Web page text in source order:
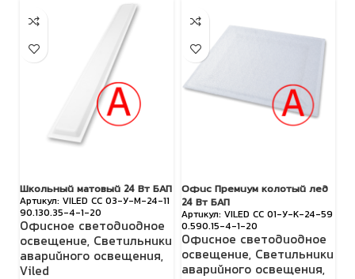
Школьный матовый 24 Вт БАП
VILED СС 03-У-М-24-11
90.130.35-4-1-20
Офисное светодиодное
освещение, Светильники
аварийного освещения,
Viled
Офис Премиум колотый лед
24 Вт БАП
VILED СС 01-У-К-24-59
0.590.15-4-1-20
Офисное светодиодное
освещение, Светильники
аварийного освещения,